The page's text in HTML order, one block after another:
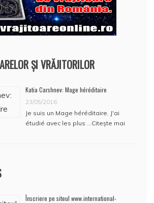
ȘI VRĂJITORILOR
Katia Carshnev: Mage héréditaire
23/05/2016
Je suis un Mage héréditaire. J'ai
étudié avec les plus … Citește mai
Înscriere pe siteul www.international-